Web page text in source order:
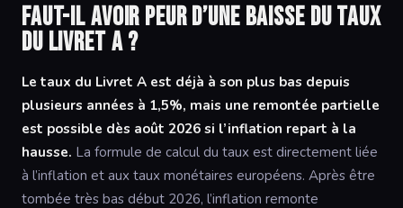
Faut-il avoir peur d’une baisse du taux
du Livret A ?
Le taux du Livret A est déjà à son plus bas depuis
plusieurs années à 1,5%, mais une remontée partielle
est possible dès août 2026 si l’inflation repart à la
hausse. La formule de calcul du taux est directement liée
à l’inflation et aux taux monétaires européens. Après être
tombée très bas début 2026, l’inflation remonte